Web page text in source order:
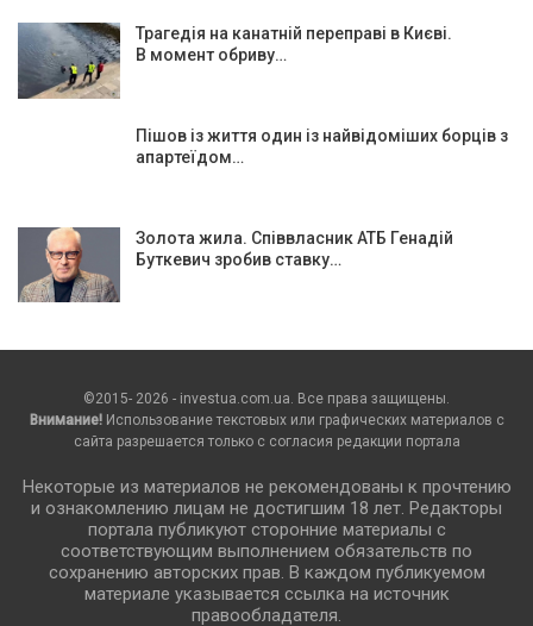
Трагедія на канатній переправі в Києві.
В момент обриву…
Пішов із життя один із найвідоміших борців з
апартеїдом…
Золота жила. Співвласник АТБ Генадій
Буткевич зробив ставку…
©2015- 2026 - investua.com.ua. Все права защищены.
Внимание!Использование текстовых или графических материалов с
сайта разрешается только c согласия редакции портала
Некоторые из материалов не рекомендованы к прочтению
и ознакомлению лицам не достигшим 18 лет. Редакторы
портала публикуют сторонние материалы с
соответствующим выполнением обязательств по
сохранению авторских прав. В каждом публикуемом
материале указывается ссылка на источник
правообладателя.